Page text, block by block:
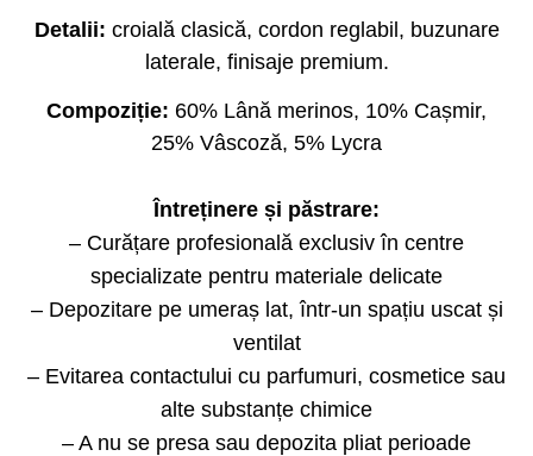
Detalii: croială clasică, cordon reglabil, buzunare
laterale, finisaje premium.
Compoziție: 60% Lână merinos, 10% Cașmir,
25% Vâscoză, 5% Lycra
Întreținere și păstrare:
– Curățare profesională exclusiv în centre
specializate pentru materiale delicate
– Depozitare pe umeraș lat, într-un spațiu uscat și
ventilat
– Evitarea contactului cu parfumuri, cosmetice sau
alte substanțe chimice
– A nu se presa sau depozita pliat perioade